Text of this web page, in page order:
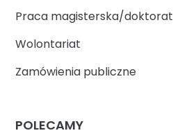
Praca magisterska/doktorat
Wolontariat
Zamówienia publiczne
POLECAMY